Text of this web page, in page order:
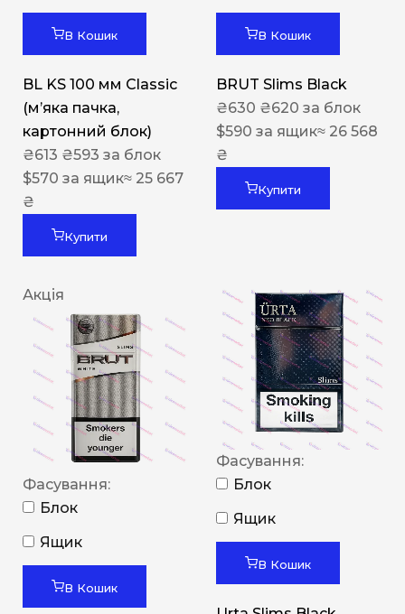
В Кошик
BL KS 100 мм Classic
(м’яка пачка,
картонний блок)
₴613 ₴593 за блок
$570 за ящик≈ 25 667
₴
Купити
В Кошик
BRUT Slims Black
₴630 ₴620 за блок
$590 за ящик≈ 26 568
₴
Купити
Акція
Фасування:
Блок
Ящик
В Кошик
Фасування:
Блок
Ящик
В Кошик